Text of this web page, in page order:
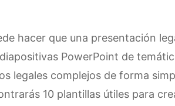
hacer que una presentación
PowerPoint de
legales complejos de forma
10 plantillas útiles para